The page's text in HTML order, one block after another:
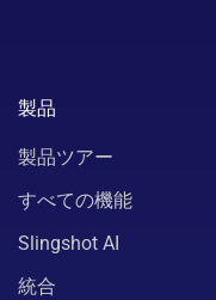
製品
製品ツアー
すべての機能
Slingshot AI
統合